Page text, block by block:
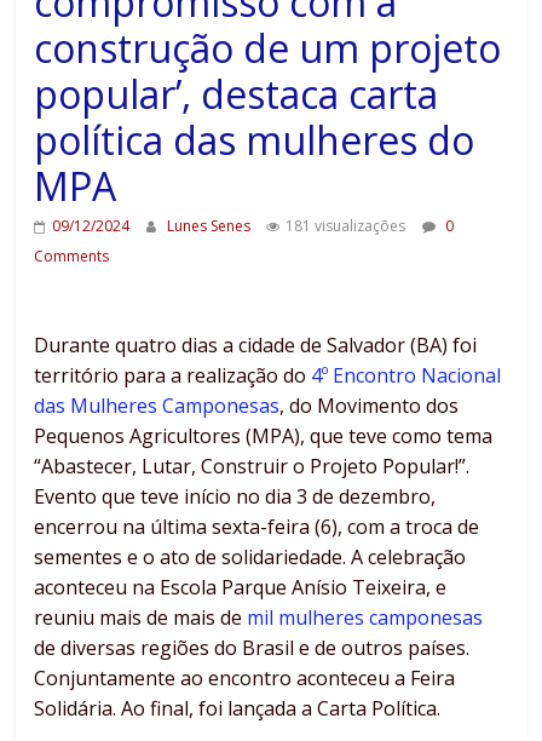
construção de um projeto
popular’, destaca carta
política das mulheres do
MPA
09/12/2024 Lunes Senes 181 visualizações
0
Comments
Durante quatro dias a cidade de Salvador (BA) foi
território para a realização do 4º Encontro Nacional
das Mulheres Camponesas, do Movimento dos
Pequenos Agricultores (MPA), que teve como tema
“Abastecer, Lutar, Construir o Projeto Popular!”.
Evento que teve início no dia 3 de dezembro,
encerrou na última sexta-feira (6), com a troca de
sementes e o ato de solidariedade. A celebração
aconteceu na Escola Parque Anísio Teixeira, e
reuniu mais de mais de mil mulheres camponesas
de diversas regiões do Brasil e de outros países.
Conjuntamente ao encontro aconteceu a Feira
Solidária. Ao final, foi lançada a Carta Política.